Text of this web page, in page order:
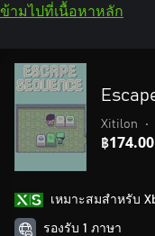
ข้ามไปที่เนื้อหาหลัก
Xitilon •
฿174.00
เหมาะสมสําหรับ
รองรับ 1 ภาษา